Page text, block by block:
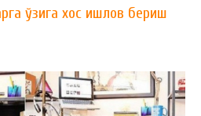
ўзига хос ишлов бериш